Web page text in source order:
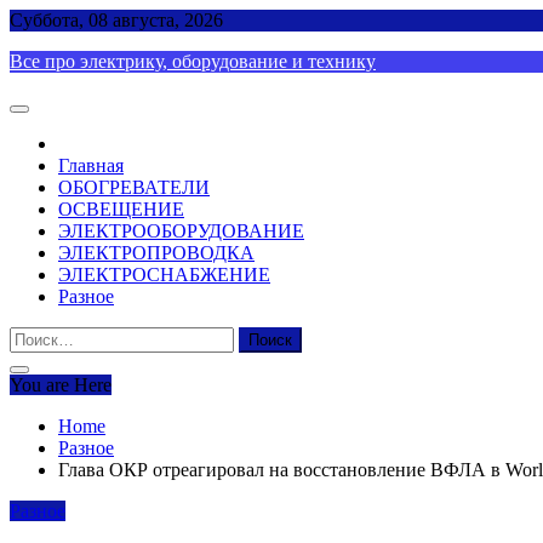
Skip
content
Суббота, 08 августа, 2026
Все про электрику, оборудование и технику
Главная
ОБОГРЕВАТЕЛИ
ОСВЕЩЕНИЕ
ЭЛЕКТРООБОРУДОВАНИЕ
ЭЛЕКТРОПРОВОДКА
ЭЛЕКТРОСНАБЖЕНИЕ
Разное
Найти:
You are Here
Home
Разное
Глава ОКР отреагировал на восстановление ВФЛА в
Разное